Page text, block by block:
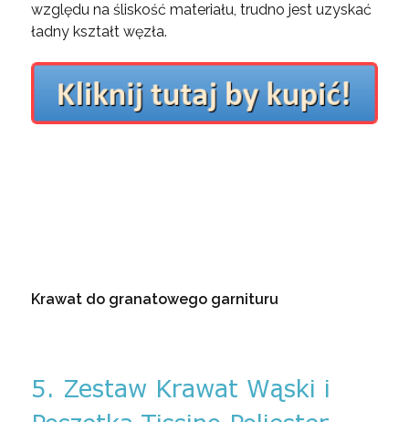
względu na śliskość materiału, trudno jest uzyskać
ładny kształt węzła.
Krawat do granatowego garnituru
5. Zestaw Krawat Wąski i